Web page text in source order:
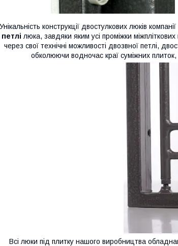
конструкції двостулкових люків
петлі люка, завдяки яким усі проміжки
через свої технічні можливості двозвної петлі,
обколюючи водночас краї суміжних
Всі люки під плитку нашого виробництва